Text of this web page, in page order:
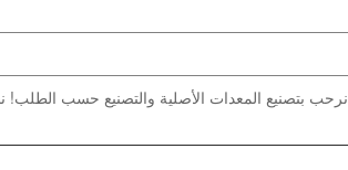
نرحب بتصنيع المعدات الأصلية والتصنيع حسب الطلب!